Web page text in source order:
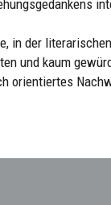
in der
und kaum
orientiertes